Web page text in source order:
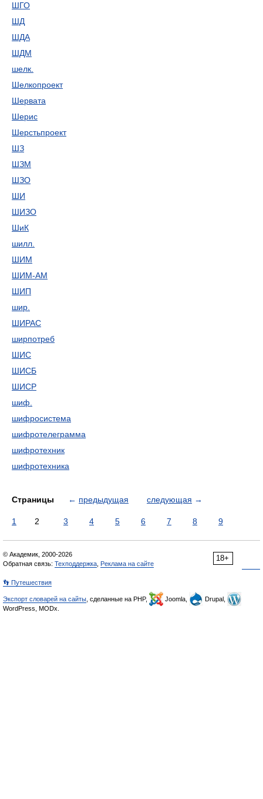
ШГО
ШД
ШДА
ШДМ
шелк.
Шелкопроект
Шервата
Шерис
Шерстьпроект
ШЗ
ШЗМ
ШЗО
ШИ
ШИЗО
ШиК
шилл.
ШИМ
ШИМ-АМ
ШИП
шир.
ШИРАС
ширпотреб
ШИС
ШИСБ
ШИСР
шиф.
шифросистема
шифротелеграмма
шифротехник
шифротехника
Страницы ← предыдущая следующая →
1 2 3 4 5 6 7 8 9
18+
© Академик, 2000-2026
Обратная связь: Техподдержка Реклама на сайте
👣 Путешествия
Экспорт словарей на сайты , сделанные на PHP, Joomla,
Drupal,
WordPress, MODx.